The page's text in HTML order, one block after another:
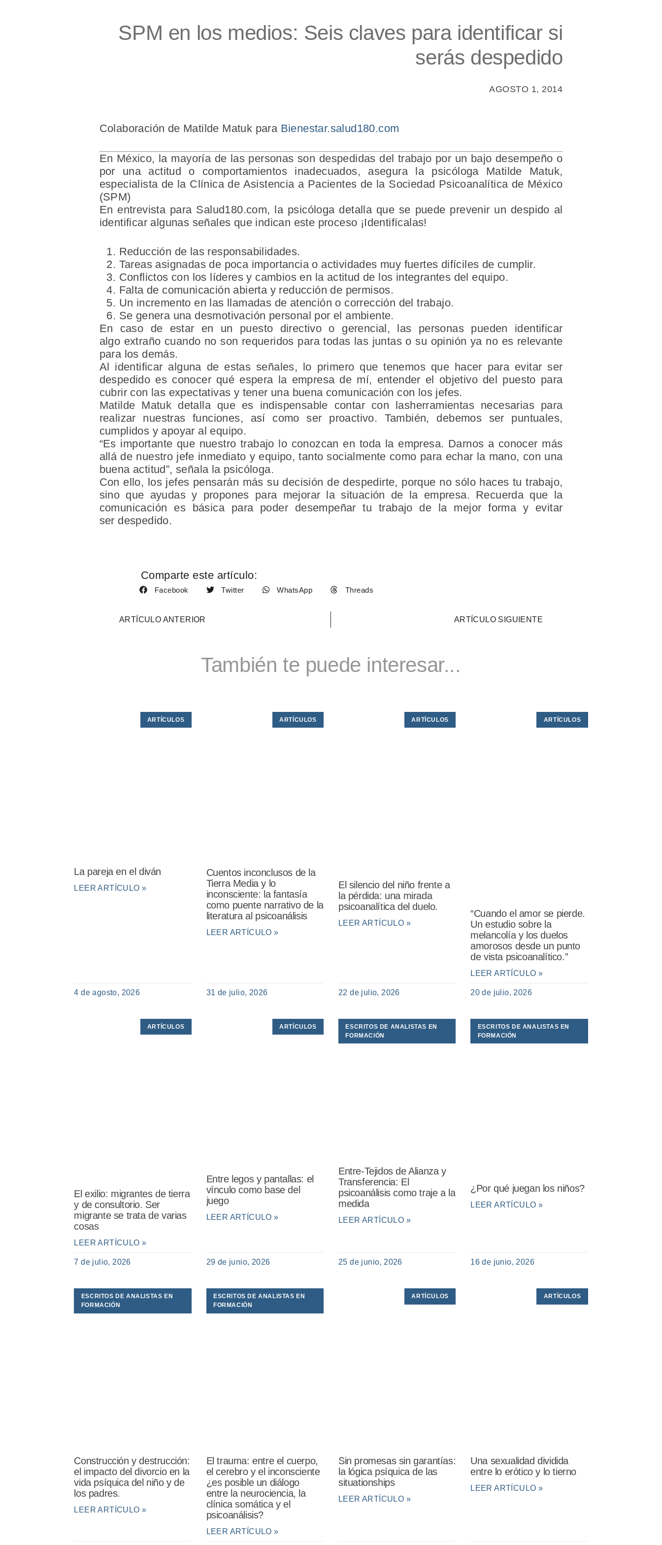
SPM en los medios: Seis claves para identificar si
serás despedido
AGOSTO 1, 2014
Colaboración de Matilde Matuk para Bienestar.salud180.com
En México, la mayoría de las personas son despedidas del trabajo por un bajo desempeño o
por una actitud o comportamientos inadecuados, asegura la psicóloga Matilde Matuk,
especialista de la Clínica de Asistencia a Pacientes de la Sociedad Psicoanalítica de México
(SPM)
En entrevista para Salud180.com, la psicóloga detalla que se puede prevenir un despido al
identificar algunas señales que indican este proceso ¡Identifícalas!
Reducción de las responsabilidades.
Tareas asignadas de poca importancia o actividades muy fuertes difíciles de cumplir.
Conflictos con los líderes y cambios en la actitud de los integrantes del equipo.
Falta de comunicación abierta y reducción de permisos.
Un incremento en las llamadas de atención o corrección del trabajo.
Se genera una desmotivación personal por el ambiente.
En caso de estar en un puesto directivo o gerencial, las personas pueden identificar
algo extraño cuando no son requeridos para todas las juntas o su opinión ya no es relevante
para los demás.
Al identificar alguna de estas señales, lo primero que tenemos que hacer para evitar ser
despedido es conocer qué espera la empresa de mí, entender el objetivo del puesto para
cubrir con las expectativas y tener una buena comunicación con los jefes.
Matilde Matuk detalla que es indispensable contar con lasherramientas necesarias para
realizar nuestras funciones, así como ser proactivo. También, debemos ser puntuales,
cumplidos y apoyar al equipo.
“Es importante que nuestro trabajo lo conozcan en toda la empresa. Darnos a conocer más
allá de nuestro jefe inmediato y equipo, tanto socialmente como para echar la mano, con una
buena actitud”, señala la psicóloga.
Con ello, los jefes pensarán más su decisión de despedirte, porque no sólo haces tu trabajo,
sino que ayudas y propones para mejorar la situación de la empresa. Recuerda que la
comunicación es básica para poder desempeñar tu trabajo de la mejor forma y evitar
ser despedido.
Comparte este artículo:
Facebook Twitter WhatsApp Threads
ARTÍCULO ANTERIOR ARTÍCULO SIGUIENTE
También te puede interesar...
ARTÍCULOS
La pareja en el diván
LEER ARTÍCULO »
4 de agosto, 2026
ARTÍCULOS
Cuentos inconclusos de la
Tierra Media y lo
inconsciente: la fantasía
como puente narrativo de la
literatura al psicoanálisis
LEER ARTÍCULO »
31 de julio, 2026
ARTÍCULOS
El silencio del niño frente a
la pérdida: una mirada
psicoanalítica del duelo.
LEER ARTÍCULO »
22 de julio, 2026
ARTÍCULOS
“Cuando el amor se pierde.
Un estudio sobre la
melancolía y los duelos
amorosos desde un punto
de vista psicoanalítico.”
LEER ARTÍCULO »
20 de julio, 2026
ARTÍCULOS
El exilio: migrantes de tierra
y de consultorio. Ser
migrante se trata de varias
cosas
LEER ARTÍCULO »
7 de julio, 2026
ARTÍCULOS
Entre legos y pantallas: el
vínculo como base del
juego
LEER ARTÍCULO »
29 de junio, 2026
ESCRITOS DE ANALISTAS EN
FORMACIÓN
Entre-Tejidos de Alianza y
Transferencia: El
psicoanálisis como traje a la
medida
LEER ARTÍCULO »
25 de junio, 2026
ESCRITOS DE ANALISTAS EN
FORMACIÓN
¿Por qué juegan los niños?
LEER ARTÍCULO »
16 de junio, 2026
ESCRITOS DE ANALISTAS EN
FORMACIÓN
Construcción y destrucción:
el impacto del divorcio en la
vida psíquica del niño y de
los padres.
LEER ARTÍCULO »
ESCRITOS DE ANALISTAS EN
FORMACIÓN
El trauma: entre el cuerpo,
el cerebro y el inconsciente
¿es posible un diálogo
entre la neurociencia, la
clínica somática y el
psicoanálisis?
LEER ARTÍCULO »
ARTÍCULOS
Sin promesas sin garantías:
la lógica psíquica de las
situationships
LEER ARTÍCULO »
ARTÍCULOS
Una sexualidad dividida
entre lo erótico y lo tierno
LEER ARTÍCULO »